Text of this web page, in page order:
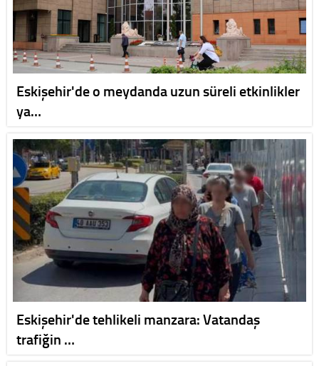
Eskişehir'de o meydanda uzun süreli etkinlikler
ya…
Eskişehir'de tehlikeli manzara: Vatandaş
trafiğin …